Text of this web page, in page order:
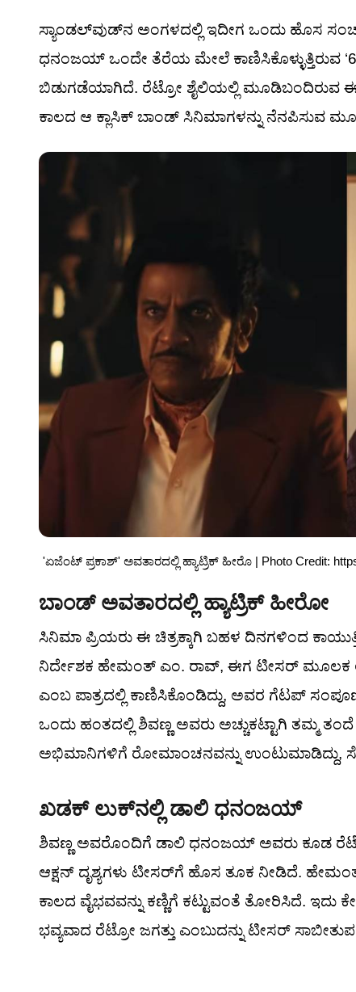
ಸ್ಯಾಂಡಲ್‌ವುಡ್‌ನ ಅಂಗಳದಲ್ಲಿ ಇದೀಗ ಒಂದು ಹೊಸ
ಧನಂಜಯ್ ಒಂದೇ ತೆರೆಯ ಮೇಲೆ ಕಾಣಿಸಿಕೊಳ್ಳುತ್ತಿರುವ
ಬಿಡುಗಡೆಯಾಗಿದೆ. ರೆಟ್ರೋ ಶೈಲಿಯಲ್ಲಿ ಮೂಡಿಬಂದಿರುವ
ಕಾಲದ ಆ ಕ್ಲಾಸಿಕ್ ಬಾಂಡ್ ಸಿನಿಮಾಗಳನ್ನು ನೆನಪಿಸುವ
'ಏಜೆಂಟ್ ಪ್ರಕಾಶ್' ಅವತಾರದಲ್ಲಿ ಹ್ಯಾಟ್ರಿಕ್ ಹೀರೊ | Photo Credit:
ಬಾಂಡ್ ಅವತಾರದಲ್ಲಿ ಹ್ಯಾಟ್ರಿಕ್ ಹೀರೋ
ಸಿನಿಮಾ ಪ್ರಿಯರು ಈ ಚಿತ್ರಕ್ಕಾಗಿ ಬಹಳ ದಿನಗಳಿಂದ
ನಿರ್ದೇಶಕ ಹೇಮಂತ್ ಎಂ. ರಾವ್, ಈಗ ಟೀಸರ್ ಮೂಲಕ
ಎಂಬ ಪಾತ್ರದಲ್ಲಿ ಕಾಣಿಸಿಕೊಂಡಿದ್ದು, ಅವರ ಗೆಟಪ್
ಒಂದು ಹಂತದಲ್ಲಿ ಶಿವಣ್ಣ ಅವರು ಅಚ್ಚುಕಟ್ಟಾಗಿ ತಮ್ಮ
ಅಭಿಮಾನಿಗಳಿಗೆ ರೋಮಾಂಚನವನ್ನು
ಖಡಕ್ ಲುಕ್‌ನಲ್ಲಿ ಡಾಲಿ ಧನಂಜಯ್
ಶಿವಣ್ಣ ಅವರೊಂದಿಗೆ ಡಾಲಿ ಧನಂಜಯ್ ಅವರು ಕೂಡ
ಆಕ್ಷನ್ ದೃಶ್ಯಗಳು ಟೀಸರ್‌ಗೆ ಹೊಸ ತೂಕ ನೀಡಿದೆ.
ಕಾಲದ ವೈಭವವನ್ನು ಕಣ್ಣಿಗೆ ಕಟ್ಟುವಂತೆ ತೋರಿಸಿದೆ.
ಭವ್ಯವಾದ ರೆಟ್ರೋ ಜಗತ್ತು ಎಂಬುದನ್ನು ಟೀಸರ್